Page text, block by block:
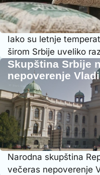
Iako su letnje
širom Srbije uveliko
Skupština Srbije
nepoverenje Vladi
Narodna skupština
večeras nepoverenje